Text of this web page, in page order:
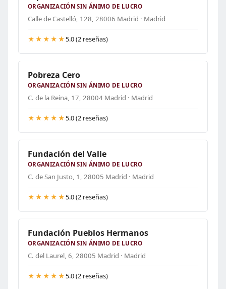
ORGANIZACIÓN SIN ÁNIMO DE LUCRO
Calle de Castelló, 128, 28006 Madrid · Madrid
★★★★★ 5.0 (2 reseñas)
Pobreza Cero
ORGANIZACIÓN SIN ÁNIMO DE LUCRO
C. de la Reina, 17, 28004 Madrid · Madrid
★★★★★ 5.0 (2 reseñas)
Fundación del Valle
ORGANIZACIÓN SIN ÁNIMO DE LUCRO
C. de San Justo, 1, 28005 Madrid · Madrid
★★★★★ 5.0 (2 reseñas)
Fundación Pueblos Hermanos
ORGANIZACIÓN SIN ÁNIMO DE LUCRO
C. del Laurel, 6, 28005 Madrid · Madrid
★★★★★ 5.0 (2 reseñas)